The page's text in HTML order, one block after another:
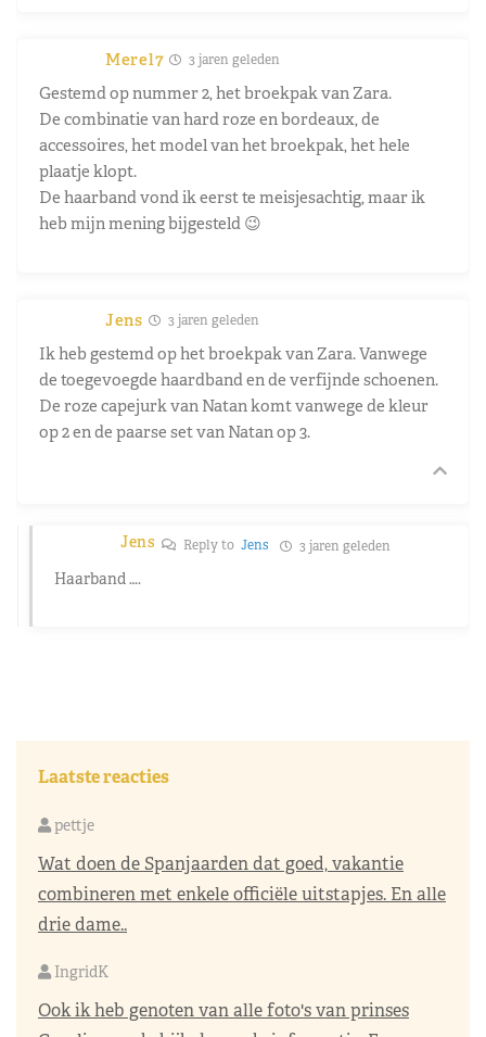
Merel7 3 jaren geleden
Gestemd op nummer 2, het broekpak van Zara.
De combinatie van hard roze en bordeaux, de
accessoires, het model van het broekpak, het hele
plaatje klopt.
De haarband vond ik eerst te meisjesachtig, maar ik
heb mijn mening bijgesteld 😉
Jens 3 jaren geleden
Ik heb gestemd op het broekpak van Zara. Vanwege
de toegevoegde haardband en de verfijnde schoenen.
De roze capejurk van Natan komt vanwege de kleur
op 2 en de paarse set van Natan op 3.
Jens Reply to Jens 3 jaren geleden
Haarband ….
Laatste reacties
pettje
Wat doen de Spanjaarden dat goed, vakantie
combineren met enkele officiële uitstapjes. En alle
drie dame..
IngridK
Ook ik heb genoten van alle foto's van prinses